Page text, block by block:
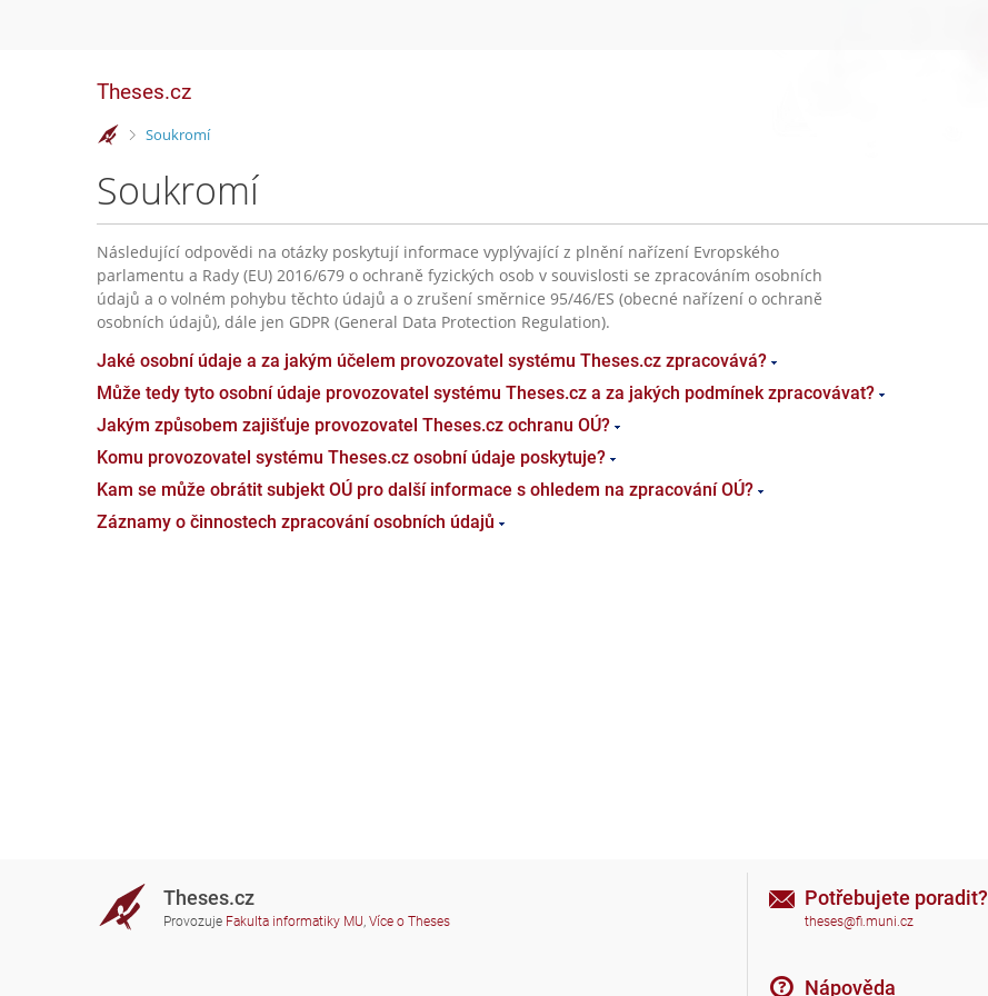
Theses.cz
>
Soukromí
Soukromí
Následující odpovědi na otázky poskytují informace vyplývající z plnění nařízení Evropského
parlamentu a Rady (EU) 2016/679 o ochraně fyzických osob v souvislosti se zpracováním osobních
údajů a o volném pohybu těchto údajů a o zrušení směrnice 95/46/ES (obecné nařízení o ochraně
osobních údajů), dále jen GDPR (General Data Protection Regulation).
Jaké osobní údaje a za jakým účelem provozovatel systému Theses.cz zpracovává?
Může tedy tyto osobní údaje provozovatel systému Theses.cz a za jakých podmínek zpracovávat?
Jakým způsobem zajišťuje provozovatel Theses.cz ochranu OÚ?
Komu provozovatel systému Theses.cz osobní údaje poskytuje?
Kam se může obrátit subjekt OÚ pro další informace s ohledem na zpracování OÚ?
Záznamy o činnostech zpracování osobních údajů
Theses.cz
Provozuje Fakulta informatiky MU, Více o Theses
Potřebujete poradit?
theses@fi.muni.cz
Nápověda